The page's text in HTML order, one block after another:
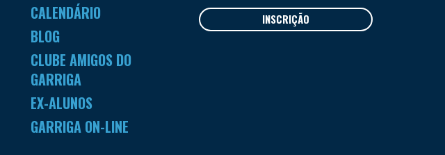
CALENDÁRIO
BLOG
CLUBE AMIGOS DO
GARRIGA
EX-ALUNOS
GARRIGA ON-LINE
INSCRIÇÃO